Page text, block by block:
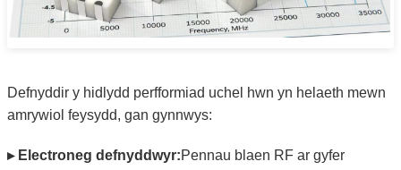
Defnyddir y hidlydd perfformiad uchel hwn yn helaeth mewn
amrywiol feysydd, gan gynnwys:
▸ Electroneg defnyddwyr:Pennau blaen RF ar gyfer